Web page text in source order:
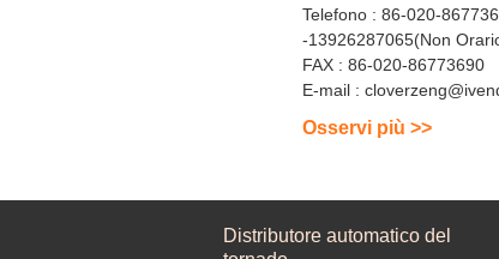
Telefono : 86-020-
-13926287065(Non
FAX : 86-020-86773690
E-mail :
Osservi più >>
Distributore automatico del